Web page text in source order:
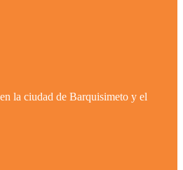
la ciudad de Barquisimeto y el